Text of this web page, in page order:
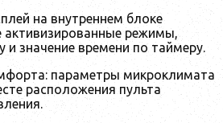
на внутреннем блоке
режимы,
и значение времени по таймеру.
параметры микроклимата
расположения пульта